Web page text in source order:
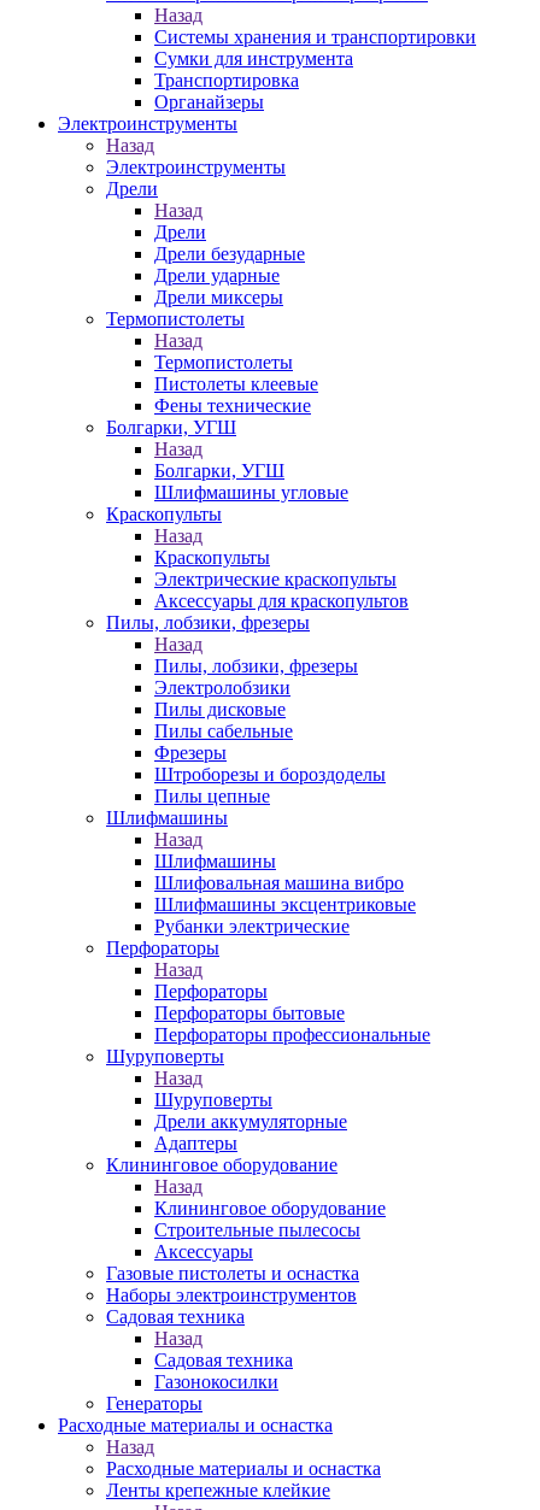
Назад
Системы хранения и транспортировки
Сумки для инструмента
Транспортировка
Органайзеры
Электроинструменты
Назад
Электроинструменты
Дрели
Назад
Дрели
Дрели безударные
Дрели ударные
Дрели миксеры
Термопистолеты
Назад
Термопистолеты
Пистолеты клеевые
Фены технические
Болгарки, УГШ
Назад
Болгарки, УГШ
Шлифмашины угловые
Краскопульты
Назад
Краскопульты
Электрические краскопульты
Аксессуары для краскопультов
Пилы, лобзики, фрезеры
Назад
Пилы, лобзики, фрезеры
Электролобзики
Пилы дисковые
Пилы сабельные
Фрезеры
Штроборезы и бороздоделы
Пилы цепные
Шлифмашины
Назад
Шлифмашины
Шлифовальная машина вибро
Шлифмашины эксцентриковые
Рубанки электрические
Перфораторы
Назад
Перфораторы
Перфораторы бытовые
Перфораторы профессиональные
Шуруповерты
Назад
Шуруповерты
Дрели аккумуляторные
Адаптеры
Клининговое оборудование
Назад
Клининговое оборудование
Строительные пылесосы
Аксессуары
Газовые пистолеты и оснастка
Наборы электроинструментов
Садовая техника
Назад
Садовая техника
Газонокосилки
Генераторы
Расходные материалы и оснастка
Назад
Расходные материалы и оснастка
Ленты крепежные клейкие